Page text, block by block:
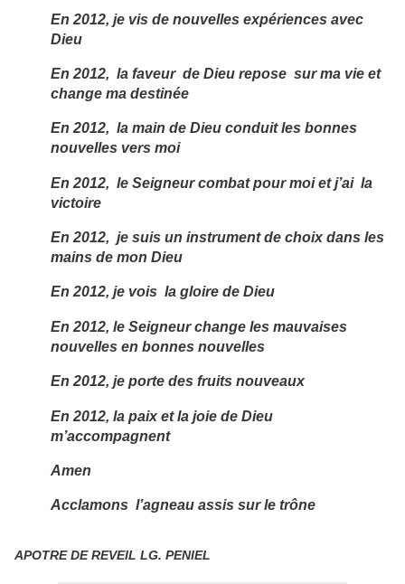
En 2012, je vis de nouvelles expériences avec
Dieu
En 2012, la faveur de Dieu repose sur ma vie et
change ma destinée
En 2012, la main de Dieu conduit les bonnes
nouvelles vers moi
En 2012, le Seigneur combat pour moi et j’ai la
victoire
En 2012, je suis un instrument de choix dans les
mains de mon Dieu
En 2012, je vois la gloire de Dieu
En 2012, le Seigneur change les mauvaises
nouvelles en bonnes nouvelles
En 2012, je porte des fruits nouveaux
En 2012, la paix et la joie de Dieu
m’accompagnent
Amen
Acclamons l’agneau assis sur le trône
APOTRE DE REVEIL LG. PENIEL